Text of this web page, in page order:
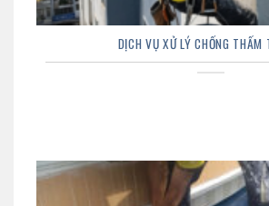
DỊCH VỤ XỬ LÝ CHỐNG THẤM